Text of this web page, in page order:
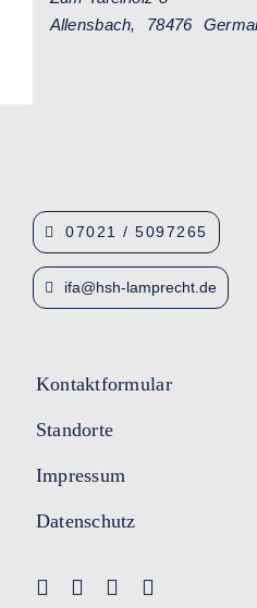
Allensbach, 78476
07021 / 5097265
ifa@hsh-lamprecht.de
Kontaktformular
Standorte
Impressum
Datenschutz